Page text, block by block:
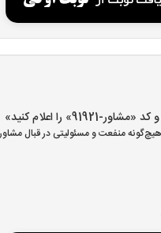
را اعلام کنید»
منفعت و مسئولیتی در قبال